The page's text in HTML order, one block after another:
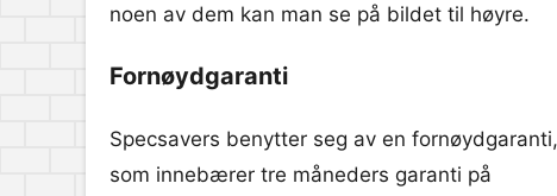
noen av dem kan man se på bildet til høyre.
Fornøydgaranti
Specsavers benytter seg av en fornøydgaranti,
som innebærer tre måneders garanti på